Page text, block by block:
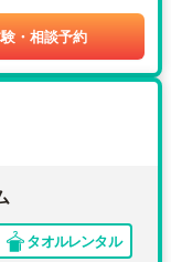
・相談予約
タオルレンタル